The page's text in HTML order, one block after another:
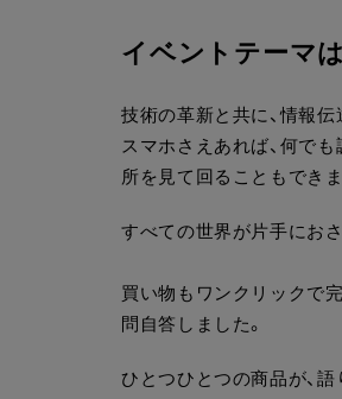
イベントテーマは
技術の革新と共に、情報
スマホさえあれば、何で
所を見て回ることもでき
すべての世界が片手にお
買い物もワンクリックで
問自答しました。
ひとつひとつの商品が、